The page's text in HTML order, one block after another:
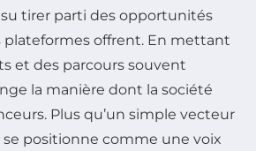
tirer parti des opportunités
plateformes offrent. En mettant
et des parcours souvent
la manière dont la société
Plus qu’un simple vecteur
positionne comme une voix